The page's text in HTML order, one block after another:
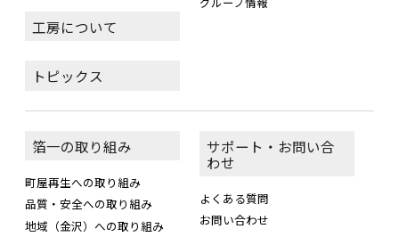
工房について
トピックス
箔一の取り組み
町屋再生への取り組み
品質・安全への取り組み
地域（金沢）への取り組み
サポート・お問い合
わせ
よくある質問
お問い合わせ